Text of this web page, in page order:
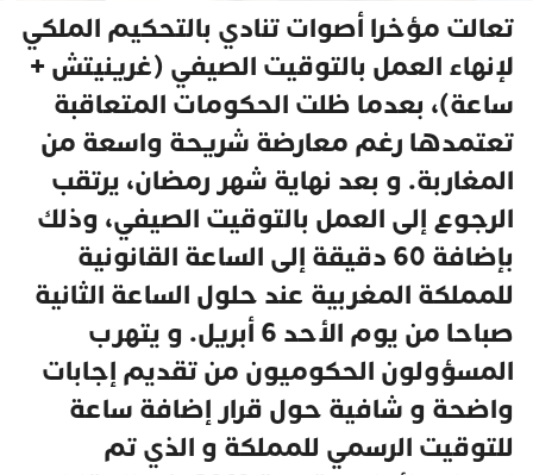
تعالت مؤخرا أصوات تنادي بالتحكيم الملكي
لإنهاء العمل بالتوقيت الصيفي (غرينيتش +
ساعة)، بعدما ظلت الحكومات المتعاقبة
تعتمدها رغم معارضة شريحة واسعة من
المغاربة. و بعد نهاية شهر رمضان، يرتقب
الرجوع إلى العمل بالتوقيت الصيفي، وذلك
بإضافة 60 دقيقة إلى الساعة القانونية
للمملكة المغربية عند حلول الساعة الثانية
صباحا من يوم الأحد 6 أبريل. و يتهرب
المسؤولون الحكوميون من تقديم إجابات
واضحة و شافية حول قرار إضافة ساعة
للتوقيت الرسمي للمملكة و الذي تم